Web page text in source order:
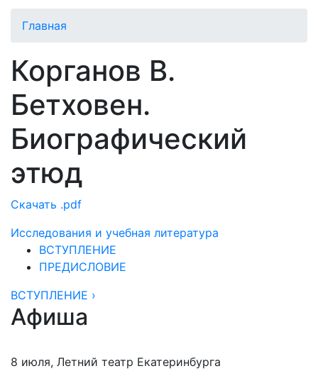
Главная
Корганов В.
Бетховен.
Биографический
этюд
Скачать .pdf
Исследования и учебная литература
ВСТУПЛЕНИЕ
ПРЕДИСЛОВИЕ
ВСТУПЛЕНИЕ ›
Афиша
8 июля, Летний театр Екатеринбурга